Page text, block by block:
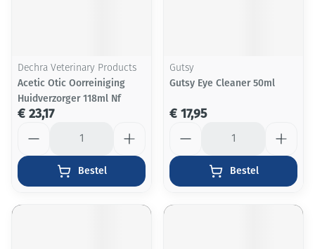
Dechra Veterinary Products
Acetic Otic Oorreiniging
Huidverzorger 118ml Nf
€ 23,17
Bestel
Gutsy
Gutsy Eye Cleaner 50ml
€ 17,95
Bestel